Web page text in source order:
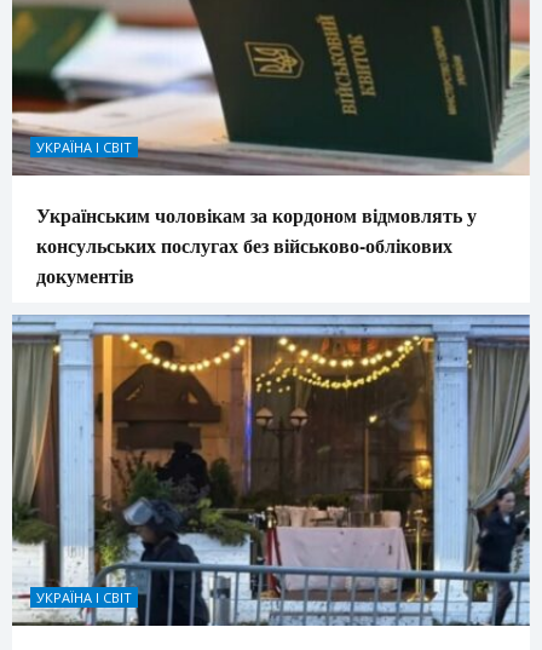
УКРАЇНА І СВІТ
Українським чоловікам за кордоном відмовлять у
консульських послугах без військово-облікових
документів
УКРАЇНА І СВІТ